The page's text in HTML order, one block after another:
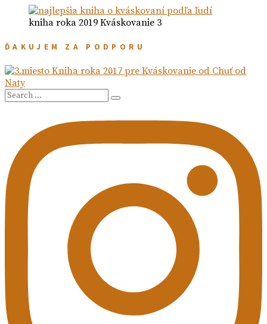
kniha roka 2019 Kváskovanie 3
ĎAKUJEM ZA PODPORU
Search
Search